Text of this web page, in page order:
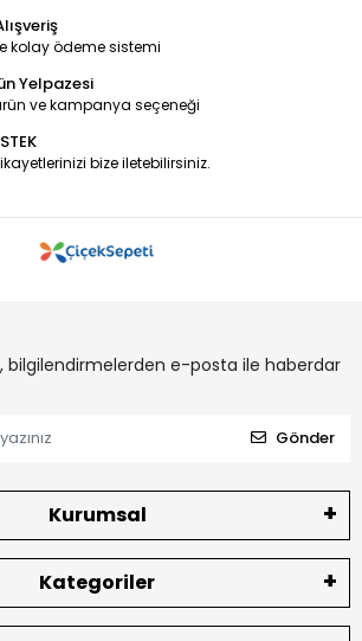
kolay ödeme sistemi
Yelpazesi
ve kampanya seçeneği
bize iletebilirsiniz.
bilgilendirmelerden e-posta ile haberdar
Gönder
Kurumsal
Kategoriler